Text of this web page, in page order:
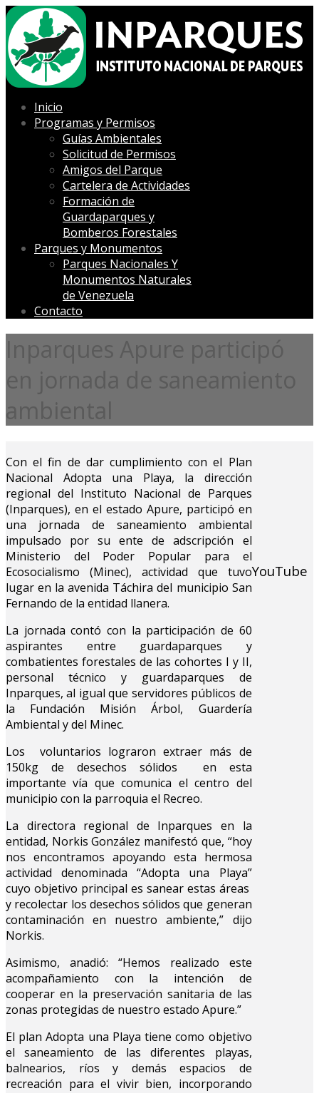
Inicio
Programas y Permisos
Guías Ambientales
Solicitud de Permisos
Amigos del Parque
Cartelera de Actividades
Formación de
Guardaparques y
Bomberos Forestales
Parques y Monumentos
Parques Nacionales Y
Monumentos Naturales
de Venezuela
Contacto
Inparques Apure participó
en jornada de saneamiento
ambiental
Con el fin de dar cumplimiento con el Plan
Nacional Adopta una Playa, la dirección
regional del Instituto Nacional de Parques
(Inparques), en el estado Apure, participó en
una jornada de saneamiento ambiental
impulsado por su ente de adscripción el
Ministerio del Poder Popular para el
Ecosocialismo (Minec), actividad que tuvo
lugar en la avenida Táchira del municipio San
Fernando de la entidad llanera.
La jornada contó con la participación de 60
aspirantes entre guardaparques y
combatientes forestales de las cohortes I y II,
personal técnico y guardaparques de
Inparques, al igual que servidores públicos de
la Fundación Misión Árbol, Guardería
Ambiental y del Minec.
Los voluntarios lograron extraer más de
150kg de desechos sólidos en esta
importante vía que comunica el centro del
municipio con la parroquia el Recreo.
La directora regional de Inparques en la
entidad, Norkis González manifestó que, “hoy
nos encontramos apoyando esta hermosa
actividad denominada “Adopta una Playa”
cuyo objetivo principal es sanear estas áreas
y recolectar los desechos sólidos que generan
contaminación en nuestro ambiente,” dijo
Norkis.
Asimismo, anadió: “Hemos realizado este
acompañamiento con la intención de
cooperar en la preservación sanitaria de las
zonas protegidas de nuestro estado Apure.”
El plan Adopta una Playa tiene como objetivo
el saneamiento de las diferentes playas,
balnearios, ríos y demás espacios de
recreación para el vivir bien, incorporando
YouTube